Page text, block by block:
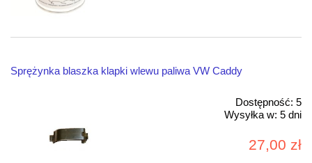
Sprężynka blaszka klapki wlewu paliwa VW Caddy
Dostępność: 5
Wysyłka w: 5 dni
27,00 zł